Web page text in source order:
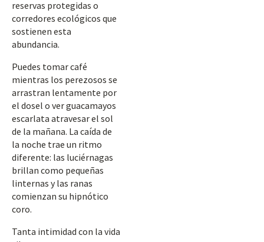
reservas protegidas o
corredores ecológicos que
sostienen esta
abundancia.
Puedes tomar café
mientras los perezosos se
arrastran lentamente por
el dosel o ver guacamayos
escarlata atravesar el sol
de la mañana. La caída de
la noche trae un ritmo
diferente: las luciérnagas
brillan como pequeñas
linternas y las ranas
comienzan su hipnótico
coro.
Tanta intimidad con la vida